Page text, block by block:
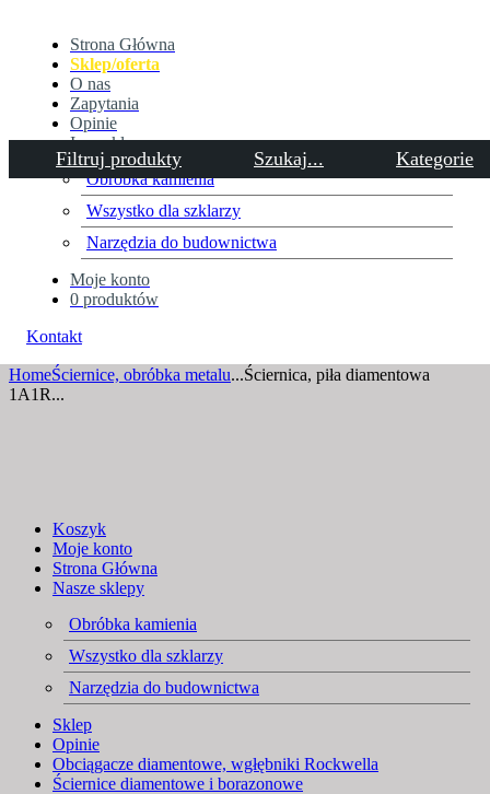
Filtruj produkty Szukaj... Kategorie
Strona Główna
Sklep/oferta
O nas
Zapytania
Opinie
Inne sklepy
Obróbka kamienia
Wszystko dla szklarzy
Narzędzia do budownictwa
Moje konto
0 produktów
Kontakt
Ściernica, piła diamentowa
1A1R 150×1,2x5x32 D126 do
cięcia widii, twardej ceramiki
HomeŚciernice, obróbka metalu...Ściernica, piła diamentowa
1A1R...
Koszyk
Moje konto
Strona Główna
Nasze sklepy
Obróbka kamienia
Wszystko dla szklarzy
Narzędzia do budownictwa
Sklep
Opinie
Obciągacze diamentowe, wgłębniki Rockwella
Ściernice diamentowe i borazonowe